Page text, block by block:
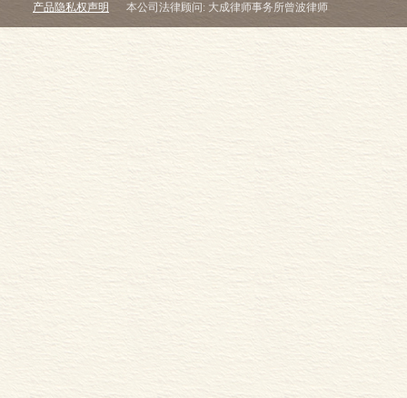
产品隐私权声明
本公司法律顾问: 大成律师事务所曾波律师